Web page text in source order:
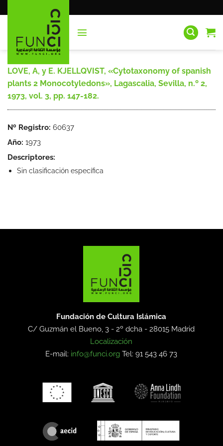
al
LOVE, A, y E. KJELLQVIST, «Cytotaxonomy of spanish
plants 2 Monocotyledons», Lagascalia, Sevilla, n.º 2,
1973, vol. 3, pp. 147-182.
Nº Registro: 60637
Año: 1973
Descriptores:
Sin clasificación específica
Fundación de Cultura Islámica
C/ Guzmán el Bueno, 3 - 2º dcha -28015 Madrid
Localización
E-mail: info@funci.org Tel: 91 543 46 73